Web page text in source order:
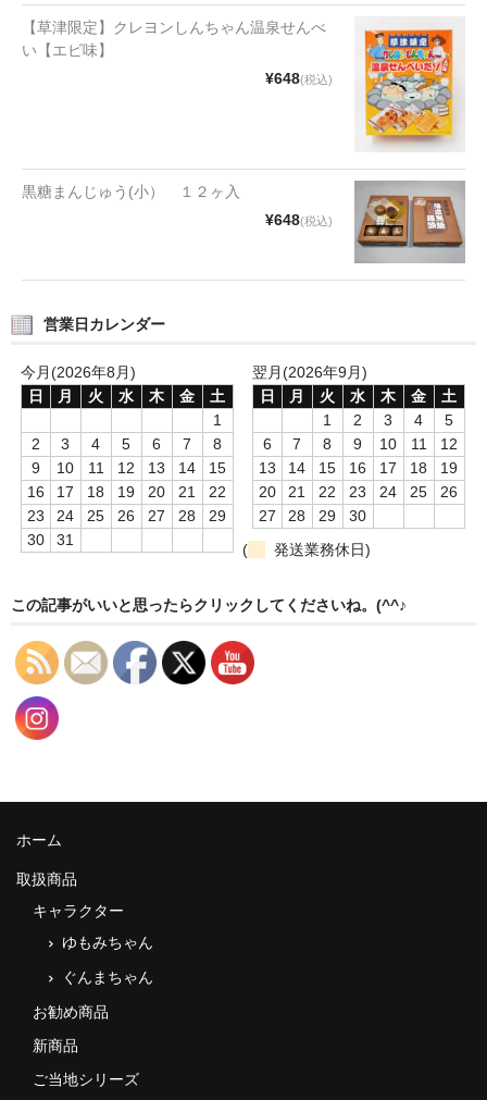
文具・雑貨
日用品・雑貨
筆記具
会社情報
会社理念
沿革
お問合せ
送料のご案内
スタッフブログ
草津Tip店
【草津限定】クレヨンしんちゃん温泉せんべ
い【エビ味】
¥648(税込)
黒糖まんじゅう(小） １２ヶ入
¥648(税込)
営業日カレンダー
今月(2026年8月)
日
月 火 水 木 金
土
1
2
3 4 5 6 7
8
9
10 11 12 13 14
15
16
17 18 19 20 21
22
23
24 25 26 27 28
29
30
31
翌月(2026年9月)
日
月 火 水 木 金
土
1
2 3 4
5
6
7 8 9 10 11
12
13
14 15 16 17 18
19
20
21 22 23 24 25
26
27
28 29
30
(
発送業務休日)
この記事がいいと思ったらクリックしてくださいね。(^^♪
ホーム
取扱商品
キャラクター
ゆもみちゃん
ぐんまちゃん
お勧め商品
新商品
ご当地シリーズ